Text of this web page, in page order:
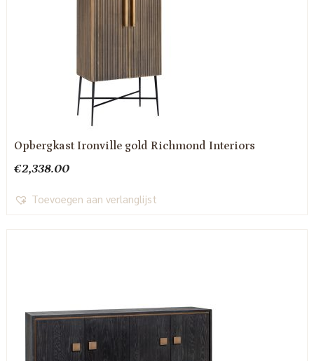
Opbergkast Ironville gold Richmond Interiors
€2,338.00
Toevoegen aan verlanglijst